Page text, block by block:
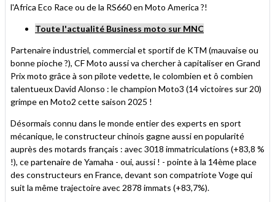
l'Africa Eco Race ou de la RS660 en Moto America ?!
Toute l'actualité Business moto sur MNC
Partenaire industriel, commercial et sportif de KTM (mauvaise ou
bonne pioche ?), CF Moto aussi va chercher à capitaliser en Grand
Prix moto grâce à son pilote vedette, le colombien et ô combien
talentueux David Alonso : le champion Moto3 (14 victoires sur 20)
grimpe en Moto2 cette saison 2025 !
Désormais connu dans le monde entier des experts en sport
mécanique, le constructeur chinois gagne aussi en popularité
auprès des motards français : avec 3018 immatriculations (+83,8 %
!), ce partenaire de Yamaha - oui, aussi ! - pointe à la 14ème place
des constructeurs en France, devant son compatriote Voge qui
suit la même trajectoire avec 2878 immats (+83,7%).